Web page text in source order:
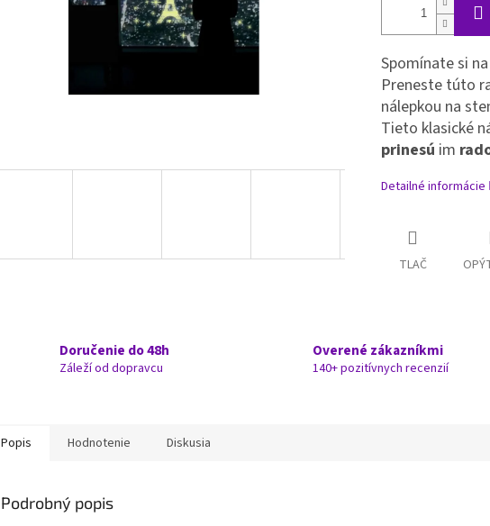
Spomínate si
Preneste túto
nálepkou na
Tieto klasické
prinesú im
Detailné informácie
TLAČ
Doručenie do 48h
Záleží od dopravcu
Overené zákazníkmi
140+ pozitívnych recenzií
Popis Hodnotenie Diskusia
Podrobný popis